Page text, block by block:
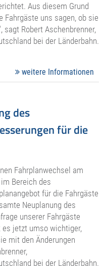
Aus diesem Grund
uns sagen, ob sie
sagt Robert Aschenbrenner,
bei der Länderbahn.
weitere Informationen
des
für die
Fahrplanwechsel am
Bereich des
für die Fahrgäste
Neuplanung des
unserer Fahrgäste
jetzt umso wichtiger,
mit den Änderungen
bei der Länderbahn.